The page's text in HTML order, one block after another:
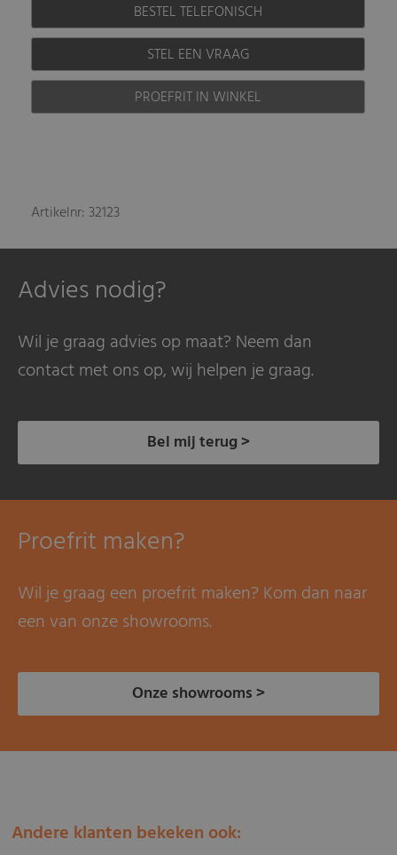
BESTEL TELEFONISCH
STEL EEN VRAAG
PROEFRIT IN WINKEL
Artikelnr: 32123
Advies nodig?
Wil je graag advies op maat? Neem dan
contact met ons op, wij helpen je graag.
Bel mij terug >
Proefrit maken?
Wil je graag een proefrit maken? Kom dan naar
een van onze showrooms.
Onze showrooms >
Andere klanten bekeken ook: